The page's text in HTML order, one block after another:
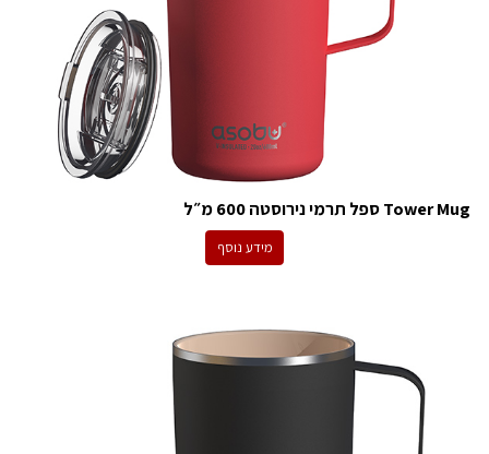
Tower Mug ספל תרמי נירוסטה 600 מ״ל
מידע נוסף